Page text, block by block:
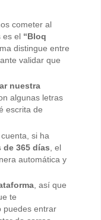
cometer al
es el “Bloq
distingue entre
validar que
nuestra
algunas letras
escrita de
si ha
de 365 días , el
automática y
, así que
te
puedes entrar